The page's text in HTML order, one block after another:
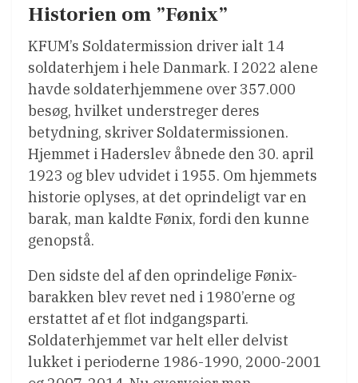
Historien om ”Fønix”
KFUM’s Soldatermission driver ialt 14
soldaterhjem i hele Danmark. I 2022 alene
havde soldaterhjemmene over 357.000
besøg, hvilket understreger deres
betydning, skriver Soldatermissionen.
Hjemmet i Haderslev åbnede den 30. april
1923 og blev udvidet i 1955. Om hjemmets
historie oplyses, at det oprindeligt var en
barak, man kaldte Fønix, fordi den kunne
genopstå.
Den sidste del af den oprindelige Fønix-
barakken blev revet ned i 1980’erne og
erstattet af et flot indgangsparti.
Soldaterhjemmet var helt eller delvist
lukket i perioderne 1986-1990, 2000-2001